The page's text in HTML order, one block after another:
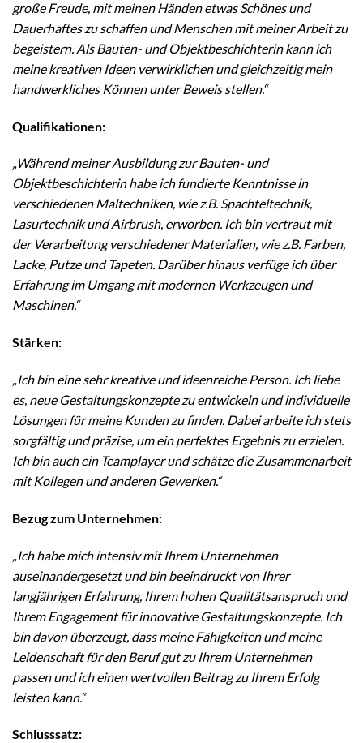
große Freude, mit meinen Händen etwas Schönes und
Dauerhaftes zu schaffen und Menschen mit meiner Arbeit zu
begeistern. Als Bauten- und Objektbeschichterin kann ich
meine kreativen Ideen verwirklichen und gleichzeitig mein
handwerkliches Können unter Beweis stellen.“
Qualifikationen:
„Während meiner Ausbildung zur Bauten- und
Objektbeschichterin habe ich fundierte Kenntnisse in
verschiedenen Maltechniken, wie z.B. Spachteltechnik,
Lasurtechnik und Airbrush, erworben. Ich bin vertraut mit
der Verarbeitung verschiedener Materialien, wie z.B. Farben,
Lacke, Putze und Tapeten. Darüber hinaus verfüge ich über
Erfahrung im Umgang mit modernen Werkzeugen und
Maschinen.“
Stärken:
„Ich bin eine sehr kreative und ideenreiche Person. Ich liebe
es, neue Gestaltungskonzepte zu entwickeln und individuelle
Lösungen für meine Kunden zu finden. Dabei arbeite ich stets
sorgfältig und präzise, um ein perfektes Ergebnis zu erzielen.
Ich bin auch ein Teamplayer und schätze die Zusammenarbeit
mit Kollegen und anderen Gewerken.“
Bezug zum Unternehmen:
„Ich habe mich intensiv mit Ihrem Unternehmen
auseinandergesetzt und bin beeindruckt von Ihrer
langjährigen Erfahrung, Ihrem hohen Qualitätsanspruch und
Ihrem Engagement für innovative Gestaltungskonzepte. Ich
bin davon überzeugt, dass meine Fähigkeiten und meine
Leidenschaft für den Beruf gut zu Ihrem Unternehmen
passen und ich einen wertvollen Beitrag zu Ihrem Erfolg
leisten kann.“
Schlusssatz: